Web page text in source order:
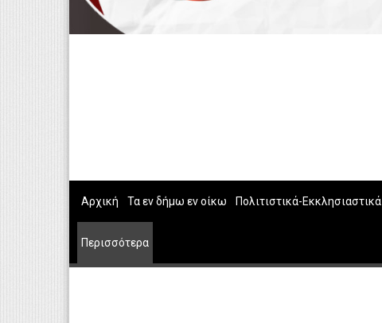
Αρχική Τα εν δήμω εν οίκω Πολιτιστικά-Εκκλησιαστικά
Περισσότερα